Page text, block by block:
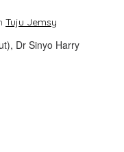
Tuju Jemsy
Dr Sinyo Harry